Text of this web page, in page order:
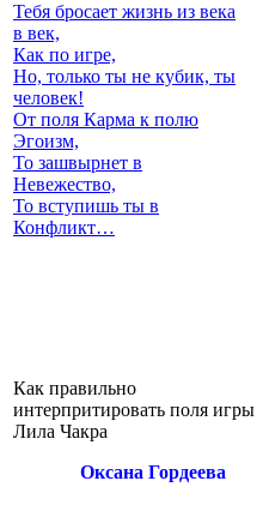
Тебя бросает жизнь из века
в век,
Как по игре,
Но, только ты не кубик, ты
человек!
От поля Карма к полю
Эгоизм,
То зашвырнет в
Невежество,
То вступишь ты в
Конфликт…
Как правильно
интерпритировать поля игры
Лила Чакра
Оксана Гордеева